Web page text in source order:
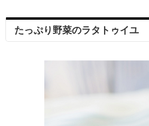
たっぷり野菜のラタトゥイユ